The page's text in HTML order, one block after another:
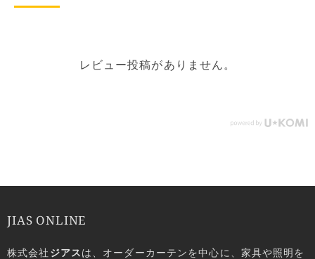
レビュー投稿がありません。
JIAS ONLINE
株式会社 ジアスは、オーダーカーテンを中心に、家具や照明を